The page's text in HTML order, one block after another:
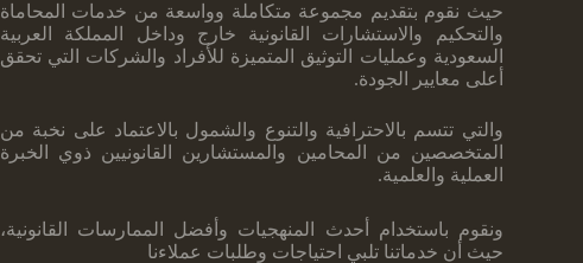
حيث نقوم بتقديم مجموعة متكاملة وواسعة من خدمات المحاماة
والتحكيم والاستشارات ‏القانونية خارج وداخل المملكة العربية
السعودية وعمليات التوثيق المتميزة للأفراد والشركات ‏التي تحقق
أعلى معايير الجودة.
والتي تتسم بالاحترافية والتنوع والشمول بالاعتماد على نخبة ‏من
المتخصصين من المحامين والمستشارين القانونيين ذوي الخبرة
العملية والعلمية.
ونقوم ‏باستخدام أحدث المنهجيات وأفضل الممارسات القانونية،
حيث أن خدماتنا تلبي احتياجات ‏وطلبات عملاءنا